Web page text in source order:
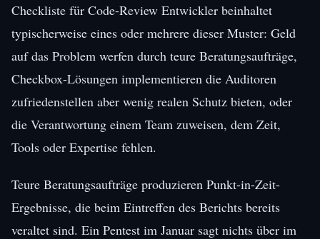
Checkliste für Code-Review Entwickler beinhaltet
typischerweise eines oder mehrere dieser Muster: Geld
auf das Problem werfen durch teure Beratungsaufträge,
Checkbox-Lösungen implementieren die Auditoren
zufriedenstellen aber wenig realen Schutz bieten, oder
die Verantwortung einem Team zuweisen, dem Zeit,
Tools oder Expertise fehlen.
Teure Beratungsaufträge produzieren Punkt-in-Zeit-
Ergebnisse, die beim Eintreffen des Berichts bereits
veraltet sind. Ein Pentest im Januar sagt nichts über im